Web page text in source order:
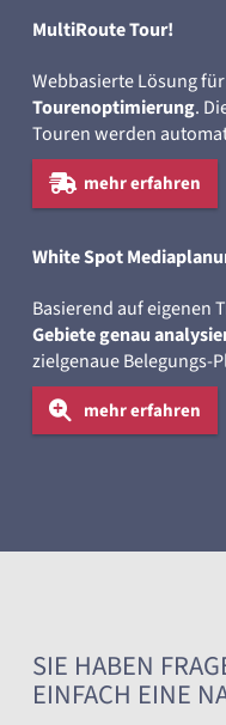
MultiRoute Tour!
Webbasierte Lösung für
Tourenoptimierung.
Touren werden
mehr erfahren
White Spot
Basierend auf eigenen
Gebiete genau
zielgenaue Belegungs-
mehr erfahren
SIE HABEN
EINFACH EINE